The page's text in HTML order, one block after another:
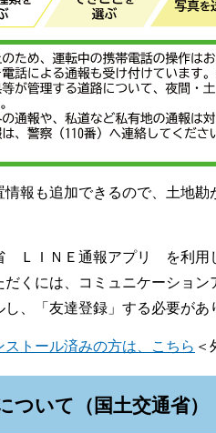
情報も追加できるので、土地勘
ＬＩＮＥ通報アプリ を利用
だくには、コミュニケーショ
、「友達登録」する必要があ
ストール済みの方は、こちら ＜
ついて（国土交通省）